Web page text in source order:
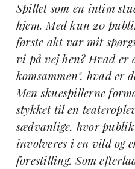
Spillet som en intim
hjem. Med kun 20
første akt var mit
vi på vej hen? Hvad er
komsammen", hvad er
Men skuespillerne
stykket til en
sædvanlige, hvor
involveres i en vild og
forestilling. Som